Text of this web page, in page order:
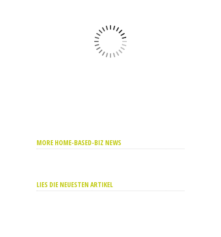
MORE HOME-BASED-BIZ NEWS
LIES DIE NEUESTEN ARTIKEL